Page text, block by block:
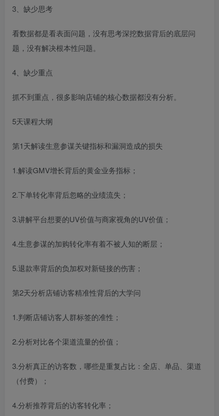
3、缺少思考
看数据都是看表面问题，没有思考深挖数据背后的底层问
题，没有解决根本性问题。
4、缺少重点
抓不到重点，很多影响店铺的核心数据都没有分析。
5天课程大纲
第1天解读生意参谋关键指标和漏洞造成的损失
1.解读GMV增长背后的黄金业务指标；
2.下单转化率背后忽略的业绩流失；
3.讲解平台想要的UV价值与商家视角的UV价值；
4.生意参谋的加购转化率有着不被人知的断层；
5.退款率背后的负加权对新链接的伤害；
第2天分析店铺访客精准性背后的大学问
1.判断店铺访客人群标签的准性；
2.分析对比各个渠道流量的价值；
3.分析真正的访客数，哪些是重复占比：全店、单品、渠道
（付费）；
4.分析推荐背后的访客转化率；